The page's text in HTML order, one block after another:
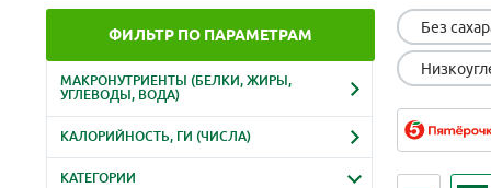
ФИЛЬТР ПО ПАРАМЕТРАМ
МАКРОНУТРИЕНТЫ (БЕЛКИ, ЖИРЫ,
УГЛЕВОДЫ, ВОДА)
Белки, г
-
Жиры, г
-
КАЛОРИЙНОСТЬ, ГИ (ЧИСЛА)
Ккал Гликемический индекс
КАТЕГОРИИ
Без